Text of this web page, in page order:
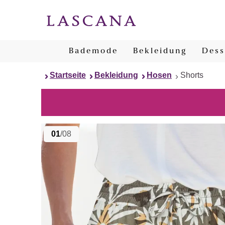
Bademode Bekleidung
Startseite Bekleidung Hosen Shorts
01/08